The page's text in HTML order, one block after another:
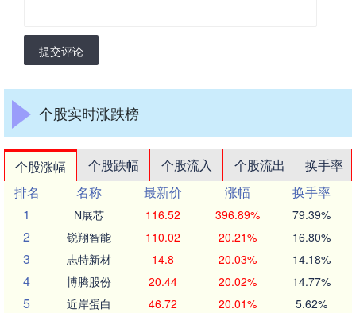
提交评论
个股实时涨跌榜
个股涨幅 个股跌幅 个股流入 个股流出
换手率
排名
名称 最新价 涨幅
换手率
1
N展芯 116.52 396.89% 79.39%
2 锐翔智能 110.02 20.21% 16.80%
3 志特新材 14.8 20.03% 14.18%
4 博腾股份 20.44 20.02% 14.77%
5 近岸蛋白 46.72 20.01% 5.62%